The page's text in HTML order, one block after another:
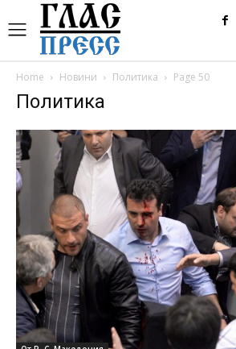
Home Новини Политика Page 50
Политика